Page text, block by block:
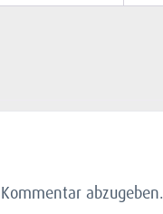
abzugeben.